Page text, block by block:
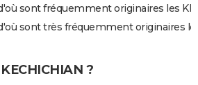
sont fréquemment originaires les
sont très fréquemment originaires
?